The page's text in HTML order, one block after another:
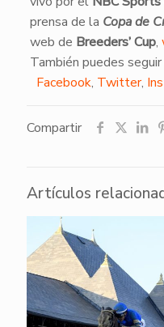
prensa de la Copa de
web de Breeders’ Cup,
También puedes
Facebook, Twitter,
Compartir
Artículos